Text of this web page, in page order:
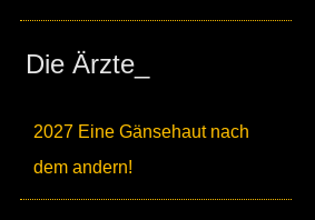
Die Ärzte_
2027 Eine Gänsehaut nach
dem andern!